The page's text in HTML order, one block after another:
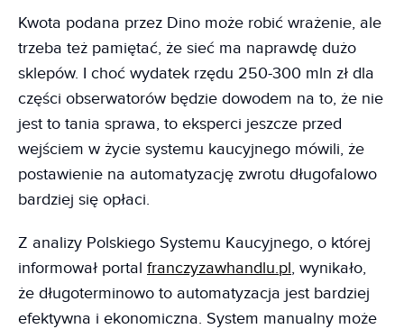
Kwota podana przez Dino może robić wrażenie, ale
trzeba też pamiętać, że sieć ma naprawdę dużo
sklepów. I choć wydatek rzędu 250-300 mln zł dla
części obserwatorów będzie dowodem na to, że nie
jest to tania sprawa, to eksperci jeszcze przed
wejściem w życie systemu kaucyjnego mówili, że
postawienie na automatyzację zwrotu długofalowo
bardziej się opłaci.
Z analizy Polskiego Systemu Kaucyjnego, o której
informował portal franczyzawhandlu.pl, wynikało,
że długoterminowo to automatyzacja jest bardziej
efektywna i ekonomiczna. System manualny może